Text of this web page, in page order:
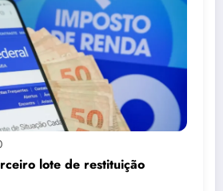
lote de restituição